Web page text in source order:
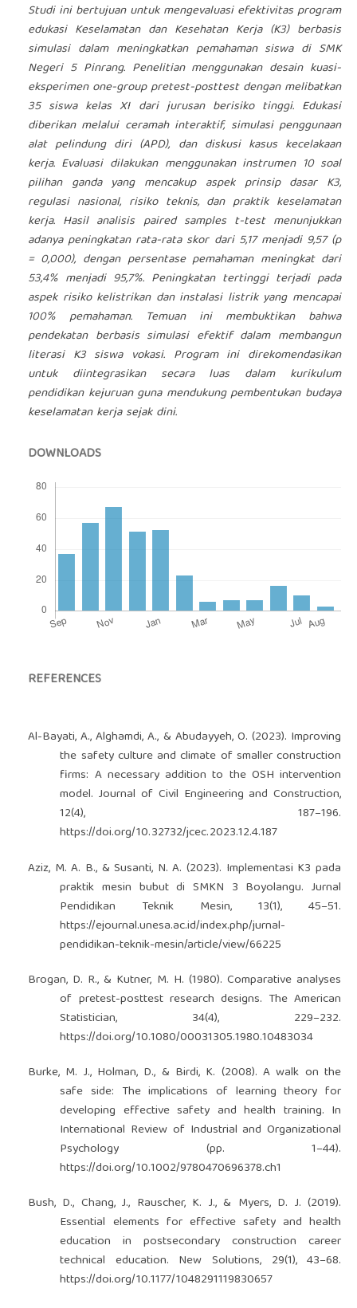
Studi ini bertujuan untuk mengevaluasi efektivitas program
edukasi Keselamatan dan Kesehatan Kerja (K3) berbasis
simulasi dalam meningkatkan pemahaman siswa di SMK
Negeri 5 Pinrang. Penelitian menggunakan desain kuasi-
eksperimen one-group pretest-posttest dengan melibatkan
35 siswa kelas XI dari jurusan berisiko tinggi. Edukasi
diberikan melalui ceramah interaktif, simulasi penggunaan
alat pelindung diri (APD), dan diskusi kasus kecelakaan
kerja. Evaluasi dilakukan menggunakan instrumen 10 soal
pilihan ganda yang mencakup aspek prinsip dasar K3,
regulasi nasional, risiko teknis, dan praktik keselamatan
kerja. Hasil analisis paired samples t-test menunjukkan
adanya peningkatan rata-rata skor dari 5,17 menjadi 9,57 (p
= 0,000), dengan persentase pemahaman meningkat dari
53,4% menjadi 95,7%. Peningkatan tertinggi terjadi pada
aspek risiko kelistrikan dan instalasi listrik yang mencapai
100% pemahaman. Temuan ini membuktikan bahwa
pendekatan berbasis simulasi efektif dalam membangun
literasi K3 siswa vokasi. Program ini direkomendasikan
untuk diintegrasikan secara luas dalam kurikulum
pendidikan kejuruan guna mendukung pembentukan budaya
keselamatan kerja sejak dini.
DOWNLOADS
REFERENCES
Al-Bayati, A., Alghamdi, A., & Abudayyeh, O. (2023). Improving
the safety culture and climate of smaller construction
firms: A necessary addition to the OSH intervention
model. Journal of Civil Engineering and Construction,
12(4), 187–196.
https://doi.org/10.32732/jcec.2023.12.4.187
Aziz, M. A. B., & Susanti, N. A. (2023). Implementasi K3 pada
praktik mesin bubut di SMKN 3 Boyolangu. Jurnal
Pendidikan Teknik Mesin, 13(1), 45–51.
https://ejournal.unesa.ac.id/index.php/jurnal-
pendidikan-teknik-mesin/article/view/66225
Brogan, D. R., & Kutner, M. H. (1980). Comparative analyses
of pretest-posttest research designs. The American
Statistician, 34(4), 229–232.
https://doi.org/10.1080/00031305.1980.10483034
Burke, M. J., Holman, D., & Birdi, K. (2008). A walk on the
safe side: The implications of learning theory for
developing effective safety and health training. In
International Review of Industrial and Organizational
Psychology (pp. 1–44).
https://doi.org/10.1002/9780470696378.ch1
Bush, D., Chang, J., Rauscher, K. J., & Myers, D. J. (2019).
Essential elements for effective safety and health
education in postsecondary construction career
technical education. New Solutions, 29(1), 43–68.
https://doi.org/10.1177/1048291119830657